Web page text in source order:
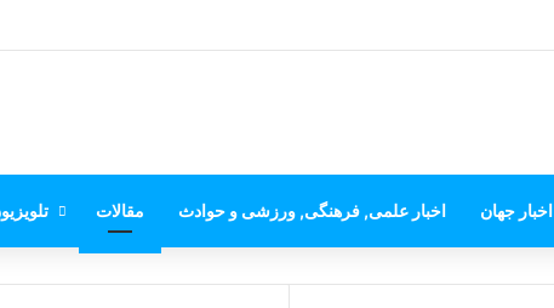
اخبار جهان اخبار علمی, فرهنگی, ورزشی و حوادث مقالات